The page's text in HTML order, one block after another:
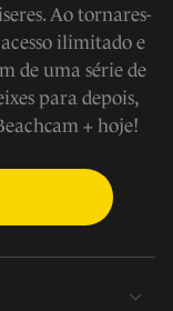
Ao tornares-
ilimitado e
de uma série de
para depois,
+ hoje!